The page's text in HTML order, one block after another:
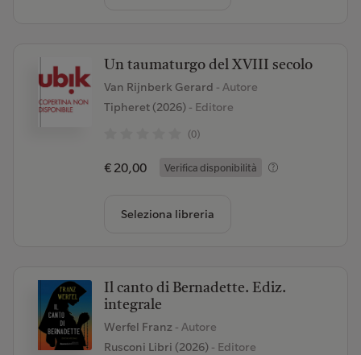
Un taumaturgo del XVIII secolo
Van Rijnberk Gerard - Autore
Tipheret (2026)- Editore
(0)
€ 20,00 Verifica disponibilità
Seleziona libreria
Il canto di Bernadette. Ediz.
integrale
Werfel Franz - Autore
Rusconi Libri (2026)- Editore